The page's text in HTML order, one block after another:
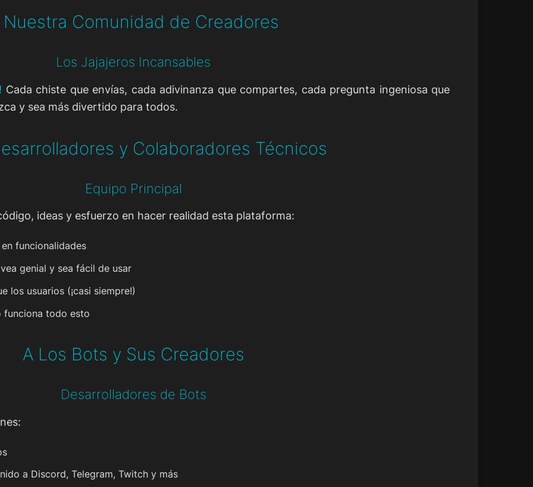
Nuestra Comunidad de Creadores
Los Jajajeros Incansables
Cada chiste que envías, cada adivinanza que compartes, cada pregunta ingeniosa que
y sea más divertido para todos.
y Colaboradores Técnicos
Equipo Principal
ideas y esfuerzo en hacer realidad esta plataforma:
funcionalidades
genial y sea fácil de usar
los usuarios (¡casi siempre!)
funciona todo esto
A Los Bots y Sus Creadores
Desarrolladores de Bots
a Discord, Telegram, Twitch y más